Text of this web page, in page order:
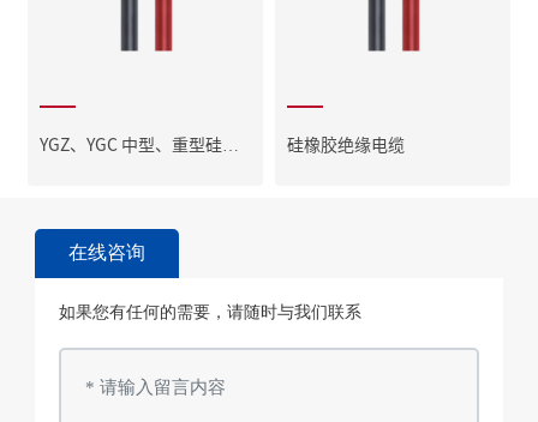
YGZ、YGC 中型、重型硅橡
硅橡胶绝缘电缆
在线咨询
如果您有任何的需要，请随时与我们联系